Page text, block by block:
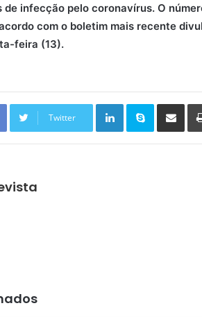
de infecção pelo coronavírus. O
com o boletim mais recente
feira (13).
Twitter
Linkedin Skype